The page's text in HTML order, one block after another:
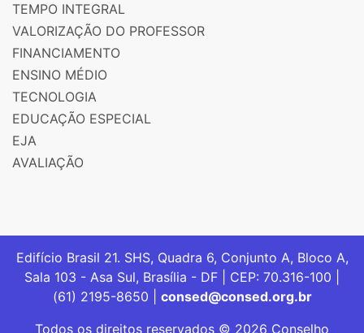
TEMPO INTEGRAL
VALORIZAÇÃO DO PROFESSOR
FINANCIAMENTO
ENSINO MÉDIO
TECNOLOGIA
EDUCAÇÃO ESPECIAL
EJA
AVALIAÇÃO
Edifício Brasil 21. SHS, Quadra 6, Conjunto A, Bloco A,
Sala 103 - Asa Sul, Brasília - DF | CEP: 70.316-100 |
(61) 2195-8650 | consed@consed.org.br
Todos os direitos reservados © 2026 Conselho